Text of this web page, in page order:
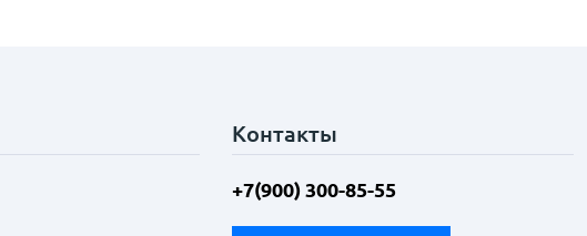
Контакты
+7(900) 300-85-55